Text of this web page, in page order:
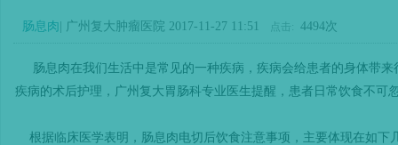
肠息肉 | 广州复大肿瘤医院 2017-11-27 11:51 点击: 4494次
肠息肉在我们生活中是常见的一种疾病，疾病会给患者的身体带
疾病的术后护理，广州复大胃肠科专业医生提醒，患者日常饮食不可
根据临床医学表明，肠息肉电切后饮食注意事项，主要体现在如下